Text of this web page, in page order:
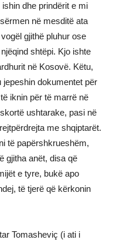
dhe prindërit e mi
në mesditë ata
gjithë pluhur ose
shtëpi. Kjo ishte
në Kosovë. Këtu,
dokumentet për
iknin për të marrë në
ushtarake, pasi në
me shqiptarët.
të papërshkrueshëm,
gjitha anët, disa që
e tyre, bukë apo
të tjerë që kërkonin
Tomasheviç (i ati i